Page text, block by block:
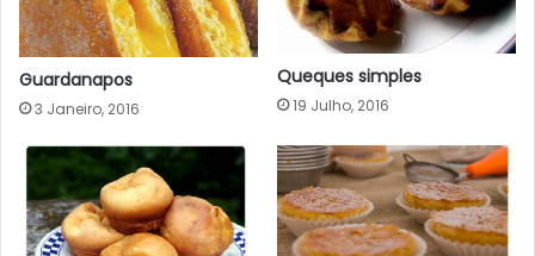
Guardanapos
3 Janeiro, 2016
Queques simples
19 Julho, 2016